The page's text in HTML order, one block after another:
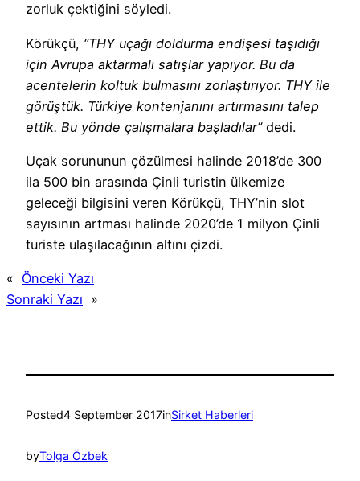
zorluk çektiğini söyledi.
Körükçü, “THY uçağı doldurma endişesi taşıdığı
için Avrupa aktarmalı satışlar yapıyor. Bu da
acentelerin koltuk bulmasını zorlaştırıyor. THY ile
görüştük. Türkiye kontenjanını artırmasını talep
ettik. Bu yönde çalışmalara başladılar”dedi.
Uçak sorununun çözülmesi halinde 2018’de 300
ila 500 bin arasında Çinli turistin ülkemize
geleceği bilgisini veren Körükçü, THY’nin slot
sayısının artması halinde 2020’de 1 milyon Çinli
turiste ulaşılacağının altını çizdi.
« Önceki Yazı
Sonraki Yazı »
Posted4 September 2017inSirket Haberleri
byTolga Özbek